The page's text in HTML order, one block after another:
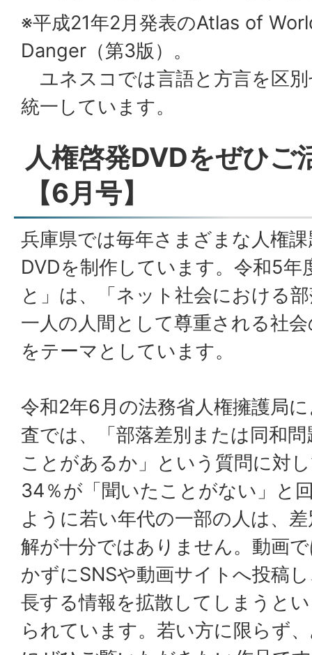
※平成21年2月発表のAtlas of
Danger（第3版）。
ユネスコでは言語と方言を区
統一しています。
人権啓発DVDをぜひご
【6月号】
兵庫県では毎年さまざまな人権
DVDを制作しています。令和5年
と」は、「ネット社会における
一人の人間として尊重される社
をテーマとしています。
令和2年6月の法務省人権擁護局
査では、「部落差別または同和
ことがあるか」という質問に対
34％が「聞いたことがない」と
ように若い年代の一部の人は、
解が十分ではありません。動画
かずにSNSや動画サイトへ投稿
長する情報を拡散してしまうと
られています。若い方に限らず